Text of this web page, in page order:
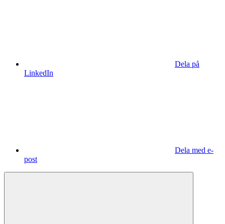
Dela på
LinkedIn
Dela med e-
post